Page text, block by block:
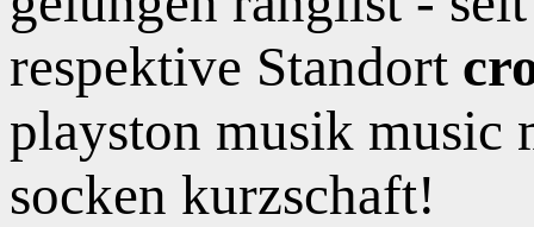
respektive Standort
playston musik music
socken kurzschaft!